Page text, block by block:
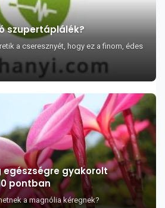
szupertáplálék?
a cseresznyét, hogy ez a finom, édes
egészségre gyakorolt
pontban
a magnólia kéregnek?